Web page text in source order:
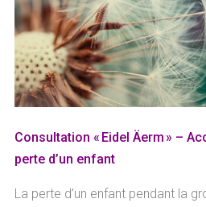
Consultation « Eidel Äerm » –
perte d’un enfant
La perte d’un enfant pendant la